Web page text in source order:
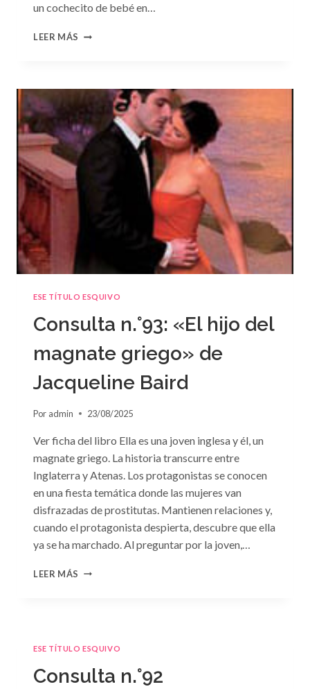
un cochecito de bebé en…
LEER MÁS CONSULTA
ESE TÍTULO ESQUIVO
Consulta n.°93: «El hijo del
magnate griego» de
Jacqueline Baird
Por admin 23/08/2025
Ver ficha del libro Ella es una joven inglesa y él, un
magnate griego. La historia transcurre entre
Inglaterra y Atenas. Los protagonistas se conocen
en una fiesta temática donde las mujeres van
disfrazadas de prostitutas. Mantienen relaciones y,
cuando el protagonista despierta, descubre que ella
ya se ha marchado. Al preguntar por la joven,…
LEER MÁS CONSULTA
MAGNATE
GRIEGO»
DE
ESE TÍTULO ESQUIVO
Consulta n.°92